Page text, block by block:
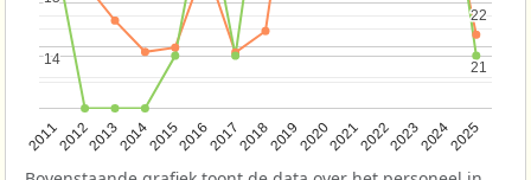
201120122013201420152016201720182019202020212022202320242025
14
14
21
21
22
22